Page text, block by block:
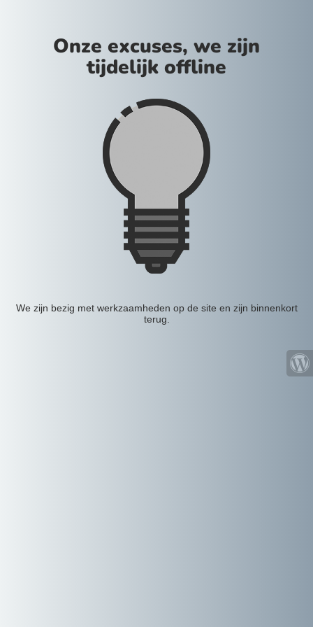
Onze excuses, we zijn
tijdelijk offline
We zijn bezig met werkzaamheden op de site en zijn binnenkort
terug.